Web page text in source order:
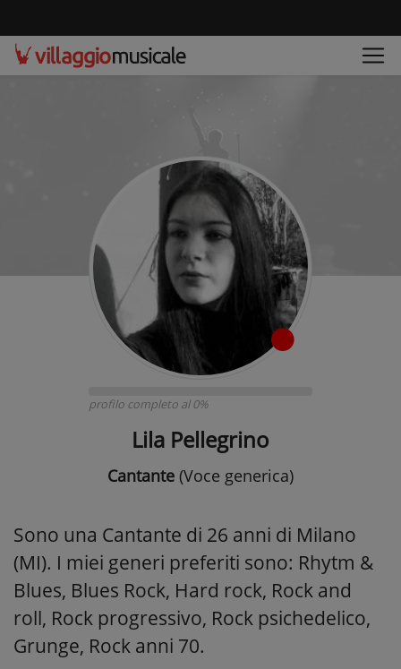
profilo completo al 0%
Lila Pellegrino
Cantante (Voce generica)
Sono una Cantante di 26 anni di Milano
(MI). I miei generi preferiti sono: Rhytm &
Blues, Blues Rock, Hard rock, Rock and
roll, Rock progressivo, Rock psichedelico,
Grunge, Rock anni 70.